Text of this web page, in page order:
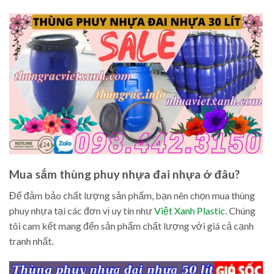
Mua sắm thùng phuy nhựa đai nhựa ở đâu?
Để đảm bảo chất lượng sản phẩm, bạn nên chọn mua thùng
phuy nhựa tại các đơn vị uy tín nhưViệt Xanh Plastic. Chúng
tôi cam kết mang đến sản phẩm chất lượng với giá cả cạnh
tranh nhất.